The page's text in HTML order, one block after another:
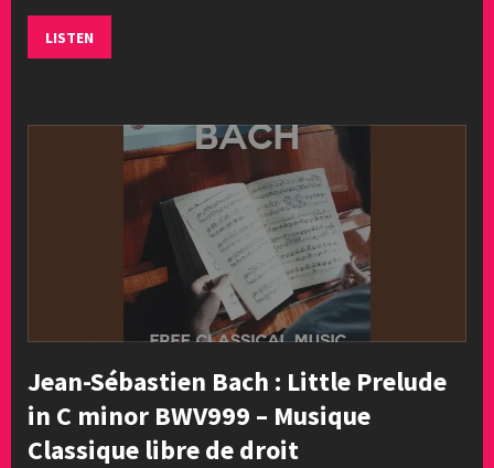
LISTEN
Jean-Sébastien Bach : Little Prelude
in C minor BWV999 – Musique
Classique libre de droit